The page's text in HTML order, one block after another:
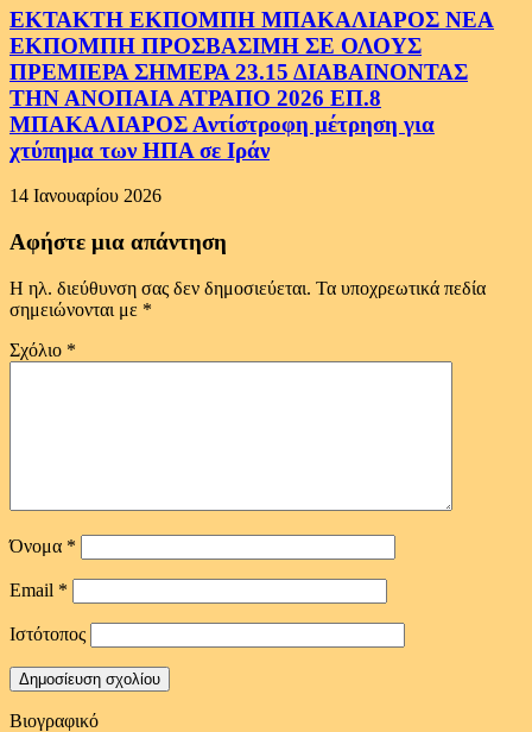
ΕΚΤΑΚΤΗ ΕΚΠΟΜΠΗ ΜΠΑΚΑΛΙΑΡΟΣ ΝΕΑ
ΕΚΠΟΜΠΗ ΠΡΟΣΒΑΣΙΜΗ ΣΕ ΟΛΟΥΣ
ΠΡΕΜΙΕΡΑ ΣΗΜΕΡΑ 23.15 ΔΙΑΒΑΙΝΟΝΤΑΣ
ΤΗΝ ΑΝΟΠΑΙΑ ΑΤΡΑΠΟ 2026 ΕΠ.8
ΜΠΑΚΑΛΙΑΡΟΣ Αντίστροφη μέτρηση για
χτύπημα των ΗΠΑ σε Ιράν
14 Ιανουαρίου 2026
Αφήστε μια απάντηση
Η ηλ. διεύθυνση σας δεν δημοσιεύεται. Τα υποχρεωτικά πεδία
σημειώνονται με *
Σχόλιο *
Όνομα *
Email *
Ιστότοπος
Βιογραφικό